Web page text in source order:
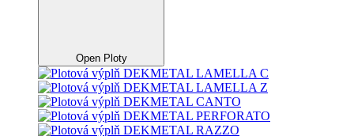
Open Ploty